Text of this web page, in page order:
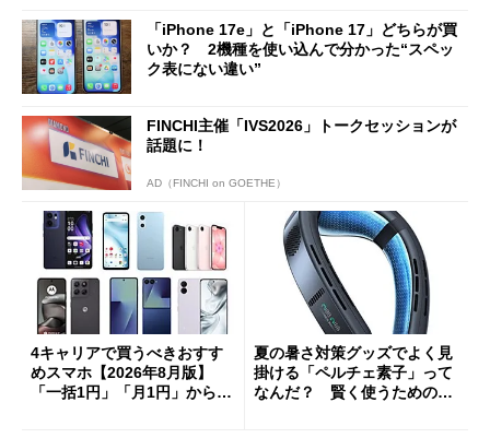
「iPhone 17e」と「iPhone 17」どちらが買
いか？ 2機種を使い込んで分かった“スペッ
ク表にない違い”
FINCHI主催「IVS2026」トークセッションが
話題に！
AD（FINCHI on GOETHE）
4キャリアで買うべきおすす
めスマホ【2026年8月版】
「一括1円」「月1円」からお
夏の暑さ対策グッズでよく見
掛ける「ペルチェ素子」って
なんだ？ 賢く使うための注